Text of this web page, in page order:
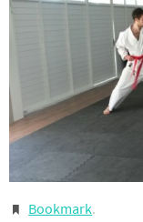
Bookmark.